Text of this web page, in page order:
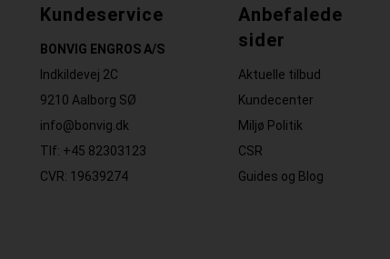
Kundeservice
BONVIG ENGROS A/S
Indkildevej 2C
9210 Aalborg SØ
info@bonvig.dk
Tlf: +45 82303123
CVR: 19639274
Anbefalede
sider
Aktuelle tilbud
Kundecenter
Miljø Politik
CSR
Guides og Blog